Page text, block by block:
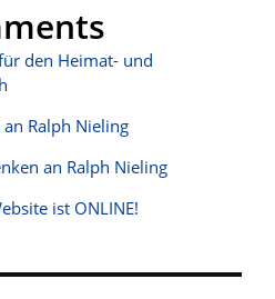
den Heimat- und
Ralph Nieling
an Ralph Nieling
ist ONLINE!